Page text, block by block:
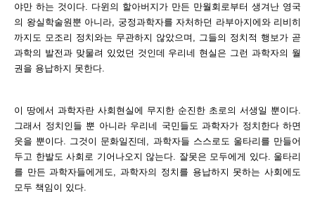
야만 하는 것이다. 다윈의 할아버지가 만든 만월회로부터 생겨난 영국
의 왕실학술원뿐 아니라, 궁정과학자를 자처하던 라부아지에와 리비히
까지도 모조리 정치와는 무관하지 않았으며, 그들의 정치적 행보가 곧
과학의 발전과 맞물려 있었던 것인데 우리네 현실은 그런 과학자의 월
권을 용납하지 못한다.
이 땅에서 과학자란 사회현실에 무지한 순진한 초로의 서생일 뿐이다.
그래서 정치인들 뿐 아니라 우리네 국민들도 과학자가 정치한다 하면
웃을 뿐이다. 그것이 문화일진데, 과학자들 스스로도 울타리를 만들어
두고 한발도 사회로 기어나오지 않는다. 잘못은 모두에게 있다. 울타리
를 만든 과학자들에게도, 과학자의 정치를 용납하지 못하는 사회에도
모두 책임이 있다.